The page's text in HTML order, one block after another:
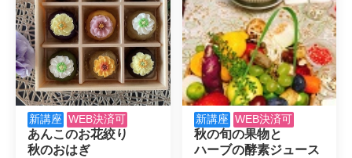
新講座 WEB決済可
あんこのお花絞り
秋のおはぎ
新講座 WEB決済可
秋の旬の果物と
ハーブの酵素ジュース